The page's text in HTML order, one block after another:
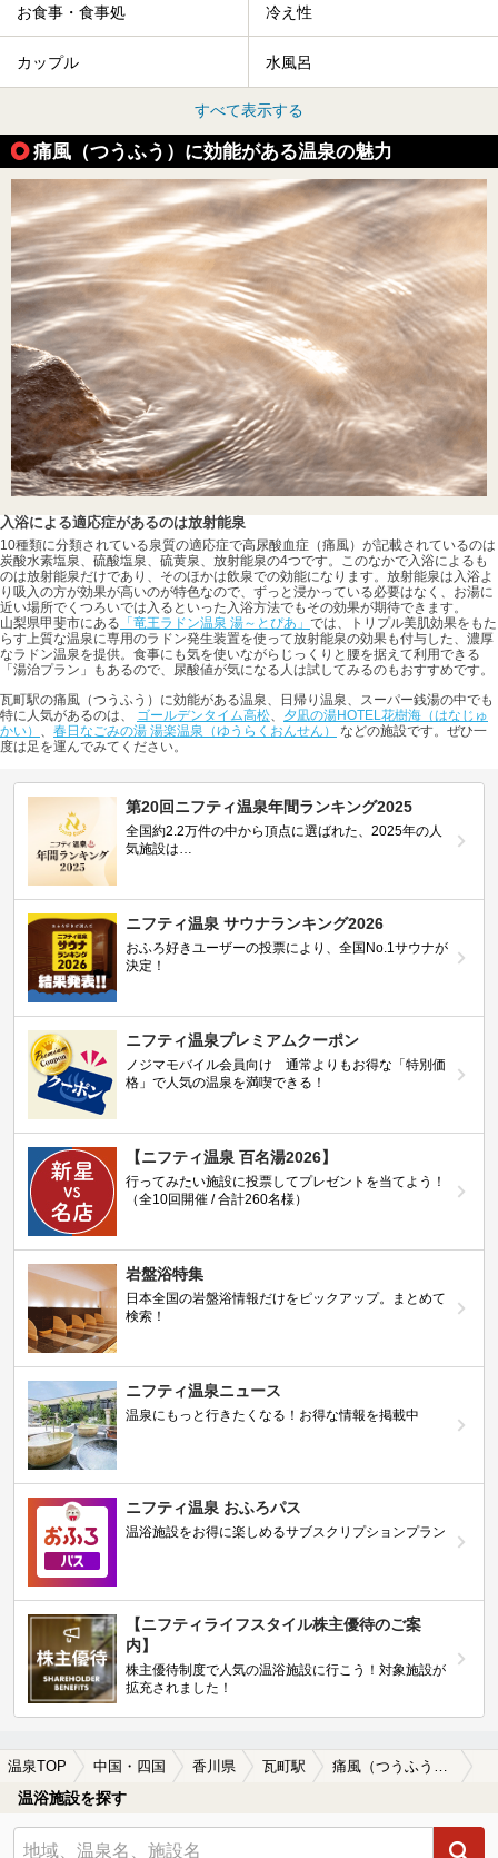
お食事・食事処 冷え性
カップル 水風呂
すべて表示する
痛風（つうふう）に効能がある温泉の魅力
入浴による適応症があるのは放射能泉
10種類に分類されている泉質の適応症で高尿酸血症（痛風）が記載されているのは
炭酸水素塩泉、硫酸塩泉、硫黄泉、放射能泉の4つです。このなかで入浴によるも
のは放射能泉だけであり、そのほかは飲泉での効能になります。放射能泉は入浴よ
り吸入の方が効果が高いのが特色なので、ずっと浸かっている必要はなく、お湯に
近い場所でくつろいでは入るといった入浴方法でもその効果が期待できます。
山梨県甲斐市にある 「竜王ラドン温泉 湯～とぴあ」 では、トリプル美肌効果をもた
らす上質な温泉に専用のラドン発生装置を使って放射能泉の効果も付与した、濃厚
なラドン温泉を提供。食事にも気を使いながらじっくりと腰を据えて利用できる
「湯治プラン」もあるので、尿酸値が気になる人は試してみるのもおすすめです。
瓦町駅の痛風（つうふう）に効能がある温泉、日帰り温泉、スーパー銭湯の中でも
特に人気があるのは、 ゴールデンタイム高松、 夕凪の湯HOTEL花樹海（はなじゅ
かい） 、 春日なごみの湯 湯楽温泉（ゆうらくおんせん）
などの施設です。ぜひ一
度は足を運んでみてください。
第20回ニフティ温泉年間ランキング2025
全国約2.2万件の中から頂点に選ばれた、2025年の人
気施設は…
ニフティ温泉 サウナランキング2026
おふろ好きユーザーの投票により、全国No.1サウナが
決定！
ニフティ温泉プレミアムクーポン
ノジマモバイル会員向け 通常よりもお得な「特別価
格」で人気の温泉を満喫できる！
【ニフティ温泉 百名湯2026】
行ってみたい施設に投票してプレゼントを当てよう！
（全10回開催 / 合計260名様）
岩盤浴特集
日本全国の岩盤浴情報だけをピックアップ。まとめて
検索！
ニフティ温泉ニュース
温泉にもっと行きたくなる！お得な情報を掲載中
ニフティ温泉 おふろパス
温浴施設をお得に楽しめるサブスクリプションプラン
【ニフティライフスタイル株主優待のご案
内】
株主優待制度で人気の温浴施設に行こう！対象施設が
拡充されました！
温泉TOP 中国・四国 香川県 瓦町駅 痛風（つうふう）に効能がある瓦町駅近くの温泉、日帰り温泉、スーパー銭湯おすすめ
温浴施設を探す